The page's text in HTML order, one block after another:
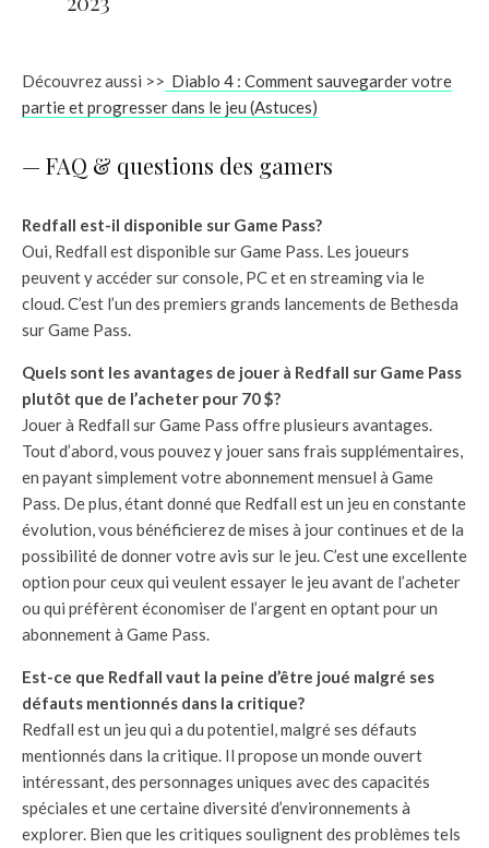
Découvrez aussi >> Diablo 4 : Comment sauvegarder votre
partie et progresser dans le jeu (Astuces)
— FAQ & questions des gamers
Redfall est-il disponible sur Game Pass?
Oui, Redfall est disponible sur Game Pass. Les joueurs
peuvent y accéder sur console, PC et en streaming via le
cloud. C’est l’un des premiers grands lancements de Bethesda
sur Game Pass.
Quels sont les avantages de jouer à Redfall sur Game Pass
plutôt que de l’acheter pour 70 $?
Jouer à Redfall sur Game Pass offre plusieurs avantages.
Tout d’abord, vous pouvez y jouer sans frais supplémentaires,
en payant simplement votre abonnement mensuel à Game
Pass. De plus, étant donné que Redfall est un jeu en constante
évolution, vous bénéficierez de mises à jour continues et de la
possibilité de donner votre avis sur le jeu. C’est une excellente
option pour ceux qui veulent essayer le jeu avant de l’acheter
ou qui préfèrent économiser de l’argent en optant pour un
abonnement à Game Pass.
Est-ce que Redfall vaut la peine d’être joué malgré ses
défauts mentionnés dans la critique?
Redfall est un jeu qui a du potentiel, malgré ses défauts
mentionnés dans la critique. Il propose un monde ouvert
intéressant, des personnages uniques avec des capacités
spéciales et une certaine diversité d’environnements à
explorer. Bien que les critiques soulignent des problèmes tels